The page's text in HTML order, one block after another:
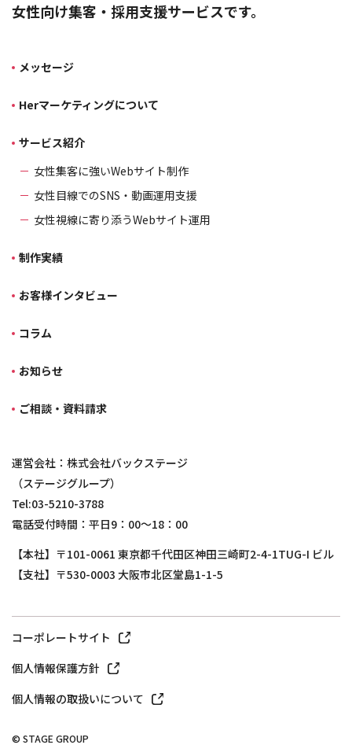
女性向け集客・採用支援サービスです。
メッセージ
Herマーケティングについて
サービス紹介
女性集客に強いWebサイト制作
女性目線でのSNS・動画運用支援
女性視線に寄り添うWebサイト運用
制作実績
お客様インタビュー
コラム
お知らせ
ご相談・資料請求
運営会社：株式会社バックステージ
（ステージグループ）
Tel:03-5210-3788
電話受付時間：平日9：00～18：00
【本社】〒101-0061 東京都千代田区神田三崎町2-4-1TUG-I ビル
【支社】〒530-0003 大阪市北区堂島1-1-5
コーポレートサイト
個人情報保護方針
個人情報の取扱いについて
© STAGE GROUP